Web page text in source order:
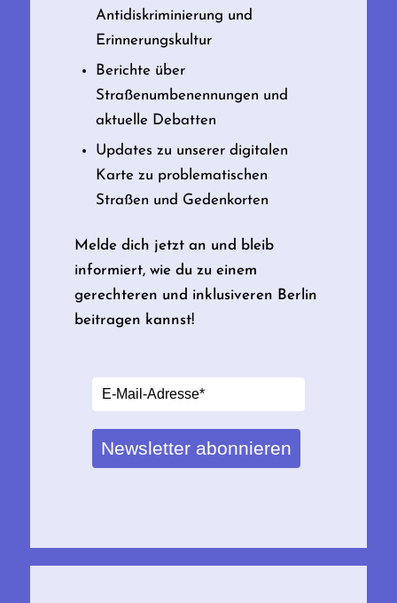
Antidiskriminierung und
Erinnerungskultur
Berichte über
Straßenumbenennungen und
aktuelle Debatten
Updates zu unserer digitalen
Karte zu problematischen
Straßen und Gedenkorten
Melde dich jetzt an und bleib
informiert, wie du zu einem
gerechteren und inklusiveren Berlin
beitragen kannst!
Newsletter abonnieren